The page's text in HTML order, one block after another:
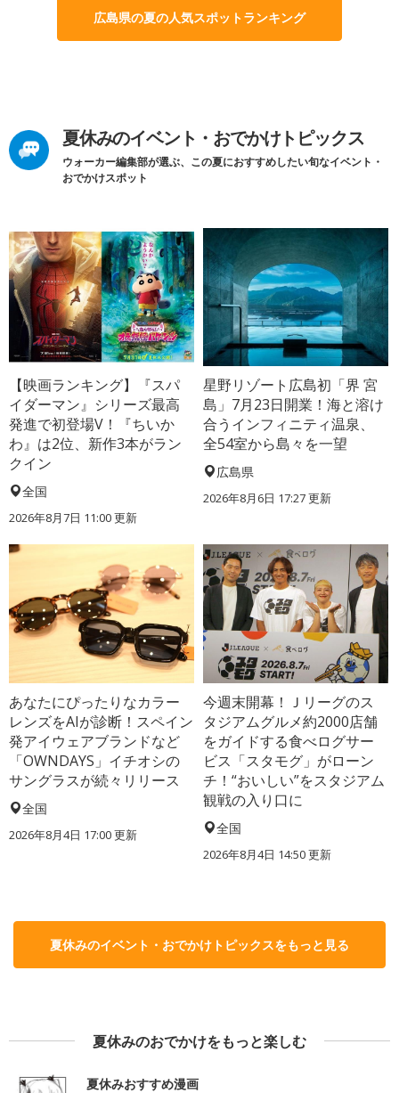
広島県の夏の人気スポットランキング
夏休みのイベント・おでかけトピックス
ウォーカー編集部が選ぶ、この夏におすすめしたい旬なイベント・
おでかけスポット
【映画ランキング】『スパ
イダーマン』シリーズ最高
発進で初登場V！『ちいか
わ』は2位、新作3本がラン
クイン
全国
2026年8月7日 11:00更新
星野リゾート広島初「界 宮
島」7月23日開業！海と溶け
合うインフィニティ温泉、
全54室から島々を一望
広島県
2026年8月6日 17:27更新
あなたにぴったりなカラー
レンズをAIが診断！スペイン
発アイウェアブランドなど
「OWNDAYS」イチオシの
サングラスが続々リリース
全国
2026年8月4日 17:00更新
今週末開幕！Ｊリーグのス
タジアムグルメ約2000店舗
をガイドする食べログサー
ビス「スタモグ」がローン
チ！“おいしい”をスタジアム
観戦の入り口に
全国
2026年8月4日 14:50更新
夏休みのイベント・おでかけトピックスをもっと見る
夏休みのおでかけをもっと楽しむ
夏休みおすすめ漫画